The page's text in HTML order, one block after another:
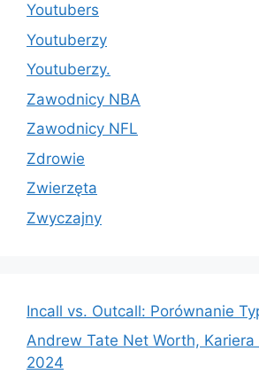
Youtubers
Youtuberzy
Youtuberzy.
Zawodnicy NBA
Zawodnicy NFL
Zdrowie
Zwierzęta
Zwyczajny
Incall vs. Outcall: Porównanie
Andrew Tate Net Worth,
2024